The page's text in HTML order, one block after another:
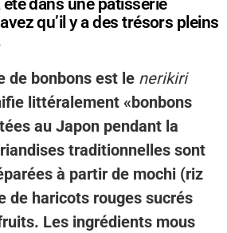
dans une pâtisserie
qu’il y a des trésors pleins
de bonbons est le nerikiri
littéralement «bonbons
au Japon pendant la
traditionnelles sont
à partir de mochi (riz
de haricots rouges sucrés
Les ingrédients mous